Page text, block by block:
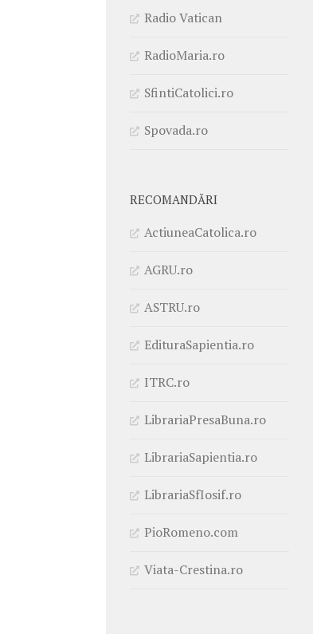
Radio Vatican
RadioMaria.ro
SfintiCatolici.ro
Spovada.ro
RECOMANDĂRI
ActiuneaCatolica.ro
AGRU.ro
ASTRU.ro
EdituraSapientia.ro
ITRC.ro
LibrariaPresaBuna.ro
LibrariaSapientia.ro
LibrariaSfIosif.ro
PioRomeno.com
Viata-Crestina.ro